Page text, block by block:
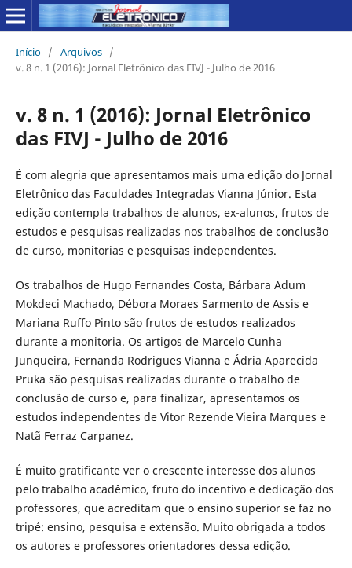
Início / Arquivos /
v. 8 n. 1 (2016): Jornal Eletrônico das FIVJ - Julho de 2016
v. 8 n. 1 (2016): Jornal Eletrônico
das FIVJ - Julho de 2016
É com alegria que apresentamos mais uma edição do Jornal
Eletrônico das Faculdades Integradas Vianna Júnior. Esta
edição contempla trabalhos de alunos, ex-alunos, frutos de
estudos e pesquisas realizadas nos trabalhos de conclusão
de curso, monitorias e pesquisas independentes.
Os trabalhos de Hugo Fernandes Costa, Bárbara Adum
Mokdeci Machado, Débora Moraes Sarmento de Assis e
Mariana Ruffo Pinto são frutos de estudos realizados
durante a monitoria. Os artigos de Marcelo Cunha
Junqueira, Fernanda Rodrigues Vianna e Ádria Aparecida
Pruka são pesquisas realizadas durante o trabalho de
conclusão de curso e, para finalizar, apresentamos os
estudos independentes de Vitor Rezende Vieira Marques e
Natã Ferraz Carpanez.
É muito gratificante ver o crescente interesse dos alunos
pelo trabalho acadêmico, fruto do incentivo e dedicação dos
professores, que acreditam que o ensino superior se faz no
tripé: ensino, pesquisa e extensão. Muito obrigada a todos
os autores e professores orientadores dessa edição.